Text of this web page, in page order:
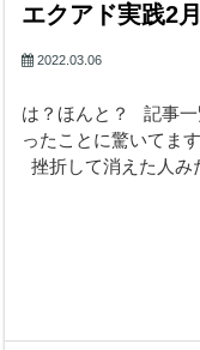
エクアド実践2
2022.03.06
は？ほんと？ 記事一
ったことに驚いてま
挫折して消えた人